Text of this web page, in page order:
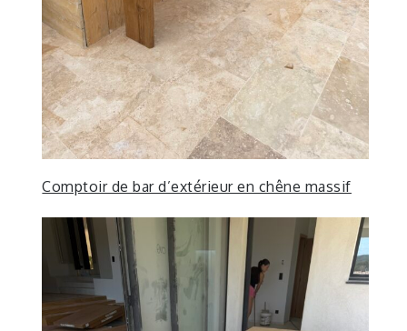
Comptoir de bar d’extérieur en chêne massif